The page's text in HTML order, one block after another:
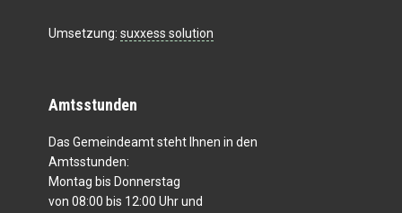
Umsetzung: suxxess solution
Amtsstunden
Das Gemeindeamt steht Ihnen in den
Amtsstunden:
Montag bis Donnerstag
von 08:00 bis 12:00 Uhr und